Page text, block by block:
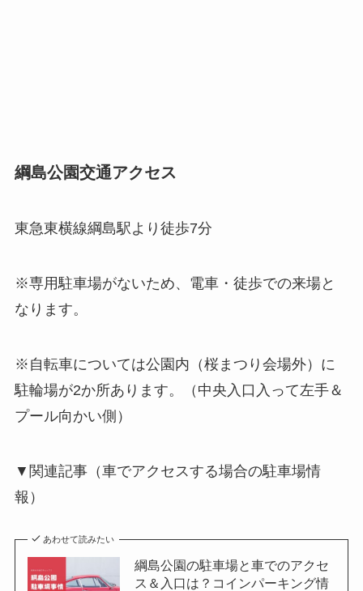
綱島公園交通アクセス
東急東横線綱島駅より徒歩7分
※専用駐車場がないため、電車・徒歩での来場と
なります。
※自転車については公園内（桜まつり会場外）に
駐輪場が2か所あります。（中央入口入って左手＆
プール向かい側）
▼関連記事（車でアクセスする場合の駐車場情
報）
あわせて読みたい
綱島公園の駐車場と車でのアクセ
ス＆入口は？コインパーキング情